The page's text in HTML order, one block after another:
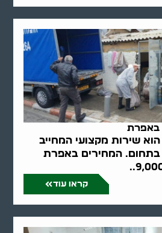
באפרת
שירות מקצועי המחייב
בתחום. המחירים באפרת
קראו עוד